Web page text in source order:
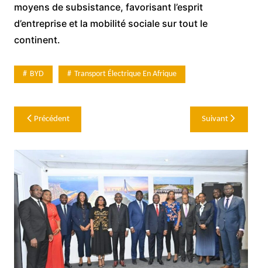
moyens de subsistance, favorisant l’esprit
d’entreprise et la mobilité sociale sur tout le
continent.
BYD Transport Électrique En Afrique
Navigation
de
l’article
Précédent Suivant